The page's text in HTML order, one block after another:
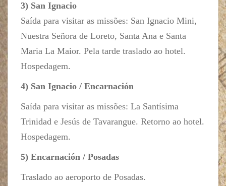
3) San Ignacio
Saída para visitar as missões: San Ignacio Mini,
Nuestra Señora de Loreto, Santa Ana e Santa
Maria La Maior. Pela tarde traslado ao hotel.
Hospedagem.
4) San Ignacio / Encarnación
Saída para visitar as missões: La Santísima
Trinidad e Jesús de Tavarangue. Retorno ao hotel.
Hospedagem.
5) Encarnación / Posadas
Traslado ao aeroporto de Posadas.